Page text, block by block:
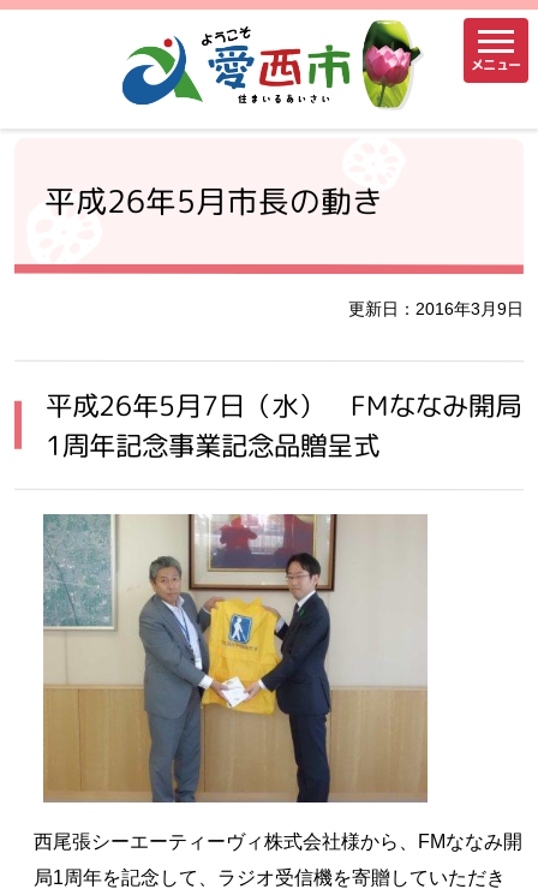
メニュー
平成26年5月市長の動き
更新日：2016年3月9日
平成26年5月7日（水） FMななみ開局
1周年記念事業記念品贈呈式
西尾張シーエーティーヴィ株式会社様から、FMななみ開
局1周年を記念して、ラジオ受信機を寄贈していただき